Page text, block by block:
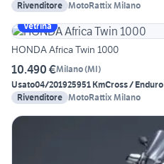
Rivenditore MotoRattix Milano
Vetrina
HONDA Africa Twin 1000
10.490 €Milano(MI)
Usato04/201925951 KmCross / Enduro
Rivenditore MotoRattix Milano